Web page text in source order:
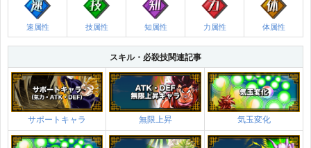
速属性 技属性 知属性 力属性 体属性
スキル・必殺技関連記事
サポートキャラ 無限上昇 気玉変化